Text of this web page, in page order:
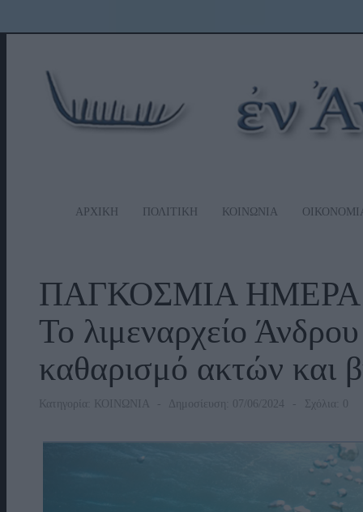
ΑΡΧΙΚΗ ΠΟΛΙΤΙΚΗ ΚΟΙΝΩΝΙΑ
ΠΑΓΚΟΣΜΙΑ
Το λιμεναρχείο
καθαρισμό ακτών και
Κατηγορία: ΚΟΙΝΩΝΙΑ Δημοσίευση: 07/06/2024 Σχόλια: 0